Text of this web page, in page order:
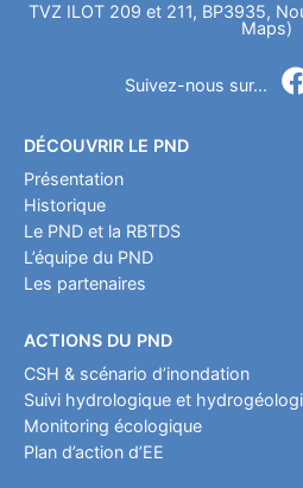
TVZ ILOT 209 et 211, BP3935,
Maps)
Suivez-nous sur...
DÉCOUVRIR LE PND
Présentation
Historique
Le PND et la RBTDS
L’équipe du PND
Les partenaires
ACTIONS DU PND
CSH & scénario d’inondation
Suivi hydrologique et
Monitoring écologique
Plan d’action d’EE